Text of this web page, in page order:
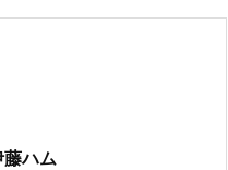
ハム